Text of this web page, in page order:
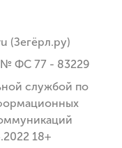
(Зегёрл.ру)
ФС 77 - 83229
службой по
18+